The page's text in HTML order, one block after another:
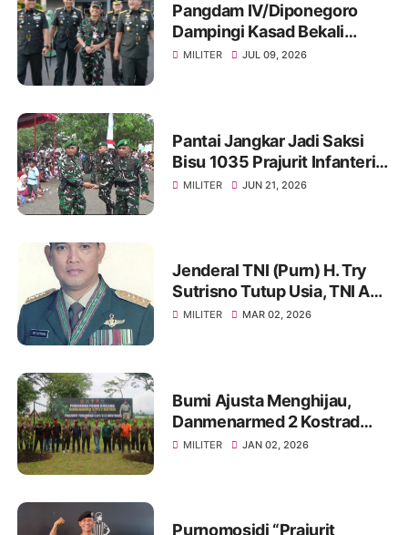
Pangdam IV/Diponegoro
Dampingi Kasad Bekali
Taruna Akmil, Siapkan
MILITER JUL 09, 2026
Pantai Jangkar Jadi Saksi
Bisu 1035 Prajurit Infanteri,
Ikuti Tradisi Pembaretan
MILITER JUN 21, 2026
Jenderal TNI (Purn) H. Try
Sutrisno Tutup Usia, TNI AD
Berduka
MILITER MAR 02, 2026
Bumi Ajusta Menghijau,
Danmenarmed 2 Kostrad
Pimpin Gerakan Tanam
MILITER JAN 02, 2026
Purnomosidi “Prajurit